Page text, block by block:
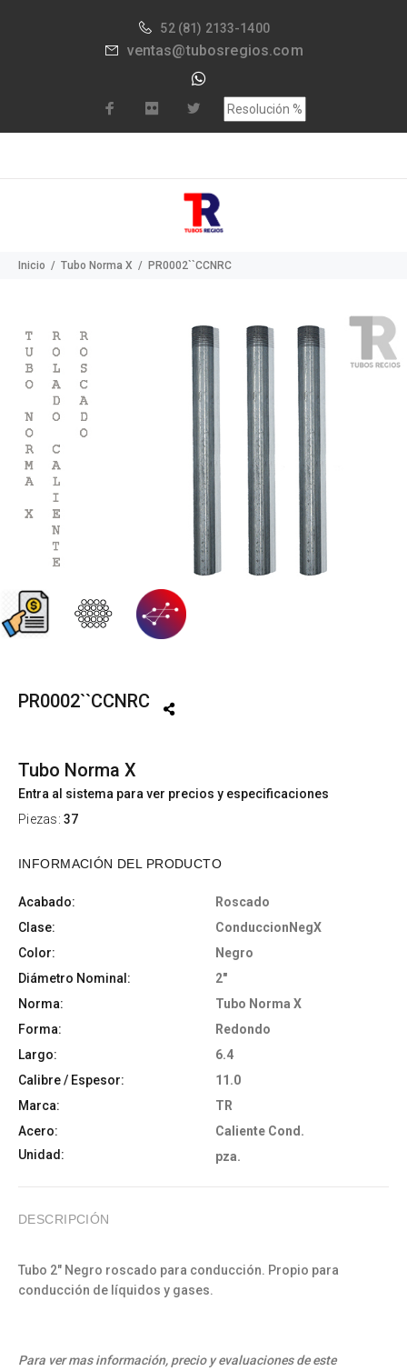
52 (81) 2133-1400
ventas@tubosregios.com
Inicio Tubo Norma X PR0002``CCNRC
PR0002``CCNRC
Tubo Norma X
Entra al sistema para ver precios y especificaciones
Piezas:37
INFORMACIÓN DEL PRODUCTO
Acabado:
Roscado
Clase:
ConduccionNegX
Color:
Negro
Diámetro Nominal:
2"
Norma:
Tubo Norma X
Forma:
Redondo
Largo:
6.4
Calibre / Espesor:
11.0
Marca:
TR
Acero:
Caliente Cond.
Unidad:
pza.
DESCRIPCIÓN
Tubo 2" Negro roscado para conducción. Propio para
conducción de líquidos y gases.
Para ver mas información, precio y evaluaciones de este